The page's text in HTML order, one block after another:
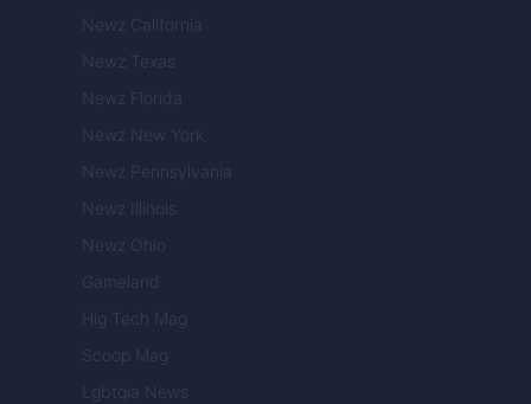
Newz California
Newz Texas
Newz Florida
Newz New York
Newz Pennsylvania
Newz Illinois
Newz Ohio
Gameland
Hig Tech Mag
Scoop Mag
Lgbtqia News